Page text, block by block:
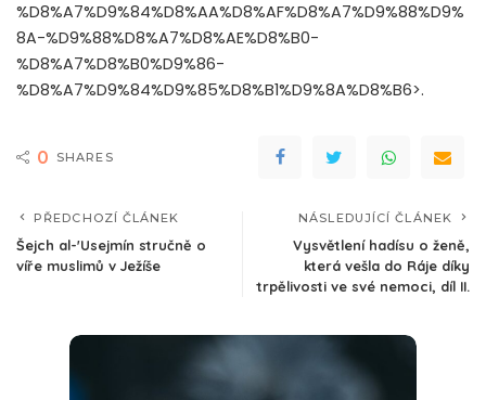
%D8%A7%D9%84%D8%AA%D8%AF%D8%A7%D9%88%D9%
8A-%D9%88%D8%A7%D8%AE%D8%B0-
%D8%A7%D8%B0%D9%86-
%D8%A7%D9%84%D9%85%D8%B1%D9%8A%D8%B6>.
0 SHARES
PŘEDCHOZÍ ČLÁNEK
Šejch al-'Usejmín stručně o
víře muslimů v Ježíše
NÁSLEDUJÍCÍ ČLÁNEK
Vysvětlení hadísu o ženě,
která vešla do Ráje díky
trpělivosti ve své nemoci, díl II.